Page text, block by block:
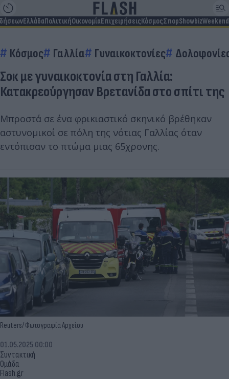
ΕλλάδαΠολιτικήΟικονομίαΕπιχειρήσειςΚόσμοςΣπορShowbizWeekend
Κόσμος Γαλλία Γυναικοκτονίες
Σοκ με γυναικοκτονία στη Γαλλία:
Κατακρεούργησαν Βρετανίδα στο σπίτι της
Μπροστά σε ένα φρικιαστικό σκηνικό βρέθηκαν
αστυνομικοί σε πόλη της νότιας Γαλλίας όταν
εντόπισαν το πτώμα μιας 65χρονης.
Reuters/ Φωτογραφία Αρχείου
Συντακτική
Ομάδα
Flash.gr
01.05.2025 00:00